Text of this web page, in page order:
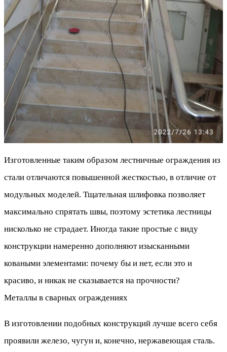
Изготовленные таким образом лестничные ограждения из
стали отличаются повышенной жесткостью, в отличие от
модульных моделей. Тщательная шлифовка позволяет
максимально спрятать швы, поэтому эстетика лестницы
нисколько не страдает. Иногда такие простые с виду
конструкции намеренно дополняют изысканными
коваными элементами: почему бы и нет, если это и
красиво, и никак не сказывается на прочности?
Металлы в сварных ограждениях
В изготовлении подобных конструкций лучше всего себя
проявили железо, чугун и, конечно, нержавеющая сталь.